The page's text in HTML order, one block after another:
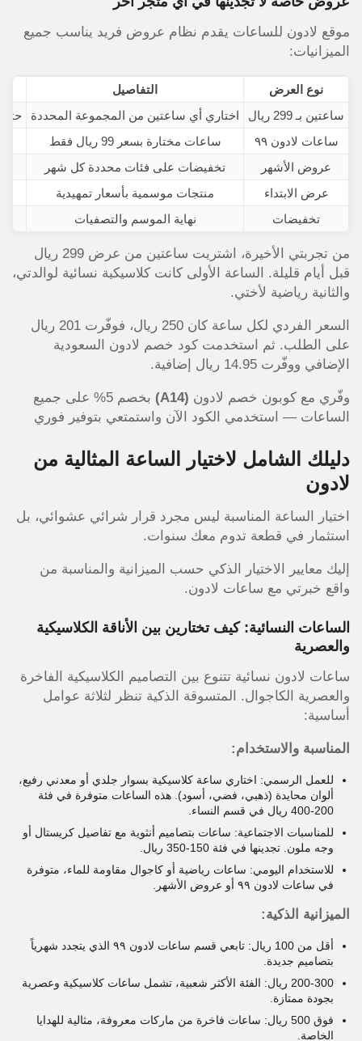
موقع لادون للساعات يقدم نظام عروض فريد يناسب جميع
الميزانيات:
نوع العرض
التفاصيل
ساعتين بـ 299 ريال
اختاري أي ساعتين من المجموعة المحددة
حتى 50% مقارنة بالسعر
ساعات لادون ٩٩
ساعات مختارة بسعر 99 ريال فقط
عروض الأشهر
تخفيضات على فئات محددة كل شهر
عرض الابتداء
منتجات موسمية بأسعار تمهيدية
تخفيضات
نهاية الموسم والتصفيات
من تجربتي الأخيرة، اشتريت ساعتين من عرض 299 ريال
قبل أيام قليلة. الساعة الأولى كانت كلاسيكية نسائية لوالدتي،
والثانية رياضية لأختي.
السعر الفردي لكل ساعة كان 250 ريال، فوفّرت 201 ريال
على الطلب. ثم استخدمت كود خصم لادون السعودية
الإضافي ووفّرت 14.95 ريال إضافية.
وفّري مع كوبون خصم لادون (A14)
بخصم 5% على جميع
الساعات — استخدمي الكود الآن واستمتعي بتوفير فوري
دليلك الشامل لاختيار الساعة المثالية من
لادون
اختيار الساعة المناسبة ليس مجرد قرار شرائي عشوائي، بل
استثمار في قطعة تدوم معك سنوات.
إليك معايير الاختيار الذكي حسب الميزانية والمناسبة من
واقع خبرتي مع ساعات لادون.
الساعات النسائية: كيف تختارين بين الأناقة الكلاسيكية
والعصرية
ساعات لادون نسائية تتنوع بين التصاميم الكلاسيكية الفاخرة
والعصرية الكاجوال. المتسوقة الذكية تنظر لثلاثة عوامل
أساسية:
المناسبة والاستخدام:
للعمل الرسمي: اختاري ساعة كلاسيكية بسوار جلدي أو معدني رفيع،
ألوان محايدة (ذهبي، فضي، أسود). هذه الساعات متوفرة في فئة
200-400 ريال في قسم النساء.
للمناسبات الاجتماعية: ساعات بتصاميم أنثوية مع تفاصيل كريستال أو
وجه ملون. تجدينها في فئة 150-350 ريال.
للاستخدام اليومي: ساعات رياضية أو كاجوال مقاومة للماء، متوفرة
في ساعات لادون ٩٩ أو عروض الأشهر.
الميزانية الذكية:
أقل من 100 ريال: تابعي قسم ساعات لادون ٩٩ الذي يتجدد شهرياً
بتصاميم جديدة.
200-300 ريال: الفئة الأكثر شعبية، تشمل ساعات كلاسيكية وعصرية
بجودة ممتازة.
فوق 500 ريال: ساعات فاخرة من ماركات معروفة، مثالية للهدايا
الخاصة.